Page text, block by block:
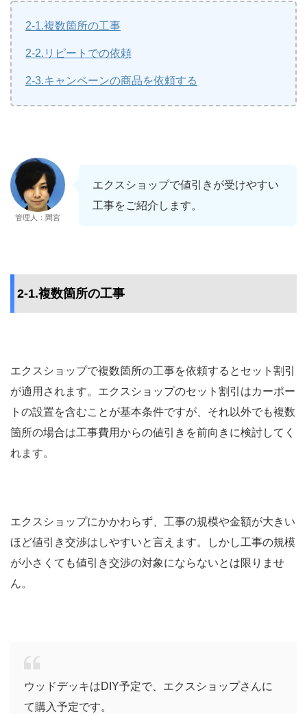
2-1.複数箇所の工事
2-2.リピートでの依頼
2-3.キャンペーンの商品を依頼する
管理人：間宮
エクスショップで値引きが受けやすい
工事をご紹介します。
2-1.複数箇所の工事
エクスショップで複数箇所の工事を依頼するとセット割引
が適用されます。エクスショップのセット割引はカーポー
トの設置を含むことが基本条件ですが、それ以外でも複数
箇所の場合は工事費用からの値引きを前向きに検討してく
れます。
エクスショップにかかわらず、工事の規模や金額が大きい
ほど値引き交渉はしやすいと言えます。しかし工事の規模
が小さくても値引き交渉の対象にならないとは限りませ
ん。
ウッドデッキはDIY予定で、エクスショップさんに
て購入予定です。